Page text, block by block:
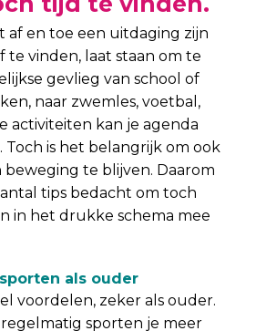
af en toe een uitdaging zijn
te vinden, laat staan om te
gevlieg van school of
naar zwemles, voetbal,
activiteiten kan je agenda
is het belangrijk om ook
te blijven. Daarom
tips bedacht om toch
in het drukke schema mee
als ouder
voordelen, zeker als ouder.
sporten je meer